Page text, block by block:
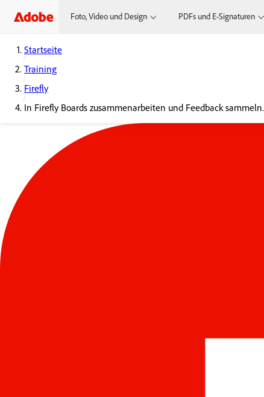
Foto, Video und Design PDFs und E-Signaturen
Startseite
Training
Firefly
In Firefly Boards zusammenarbeiten und Feedback sammeln.